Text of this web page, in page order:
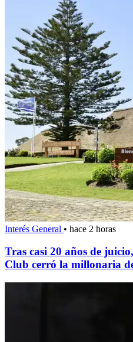
Interés General • hace 2 horas
Tras casi 20 años de
Club cerró la millonaria